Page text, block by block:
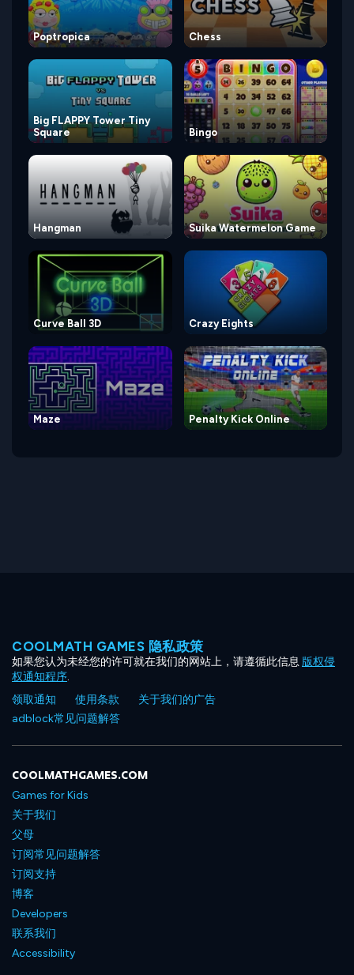
Poptropica Chess
Big FLAPPY Tower Tiny
Square
Bingo
Hangman Suika Watermelon Game
Curve Ball 3D Crazy Eights
Maze Penalty Kick Online
COOLMATH GAMES 隐私政策
如果您认为未经您的许可就在我们的网站上，请遵循此信息版权侵
权通知程序.
领取通知
使用条款
关于我们的广告
adblock常见问题解答
COOLMATHGAMES.COM
Games for Kids
关于我们
父母
订阅常见问题解答
订阅支持
博客
Developers
联系我们
Accessibility